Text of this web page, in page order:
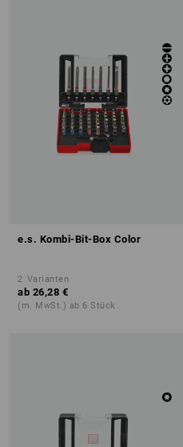
e.s. Kombi-Bit-Box Color
2 Varianten
ab 26,28 €
(m. MwSt.) ab 6 Stück